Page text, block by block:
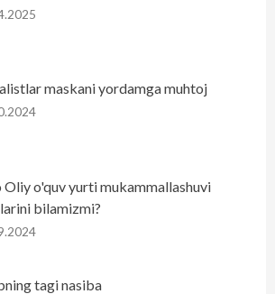
maskani yordamga muhtoj
Oliy o'quv yurti mukammallashuvi
bilamizmi?
tagi nasiba